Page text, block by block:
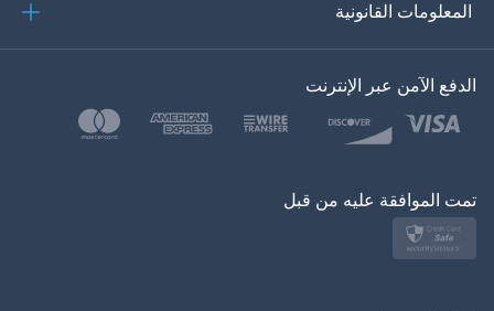
한?의의
بولسكي
المعلومات القانونية
الدفع الآمن عبر الإنترنت
تمت الموافقة عليه من قبل